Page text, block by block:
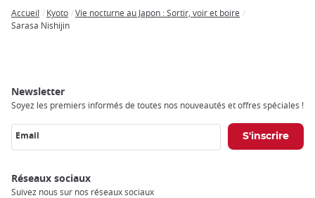
Breadcrumb
Accueil Kyoto
Vie nocturne au Japon : Sortir, voir et boire
Sarasa Nishijin
Newsletter
Soyez les premiers informés de toutes nos nouveautés et offres spéciales !
Email
Réseaux sociaux
Suivez nous sur nos réseaux sociaux